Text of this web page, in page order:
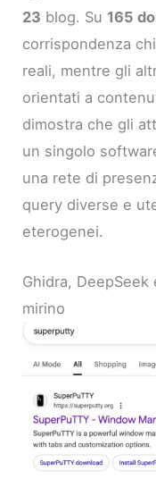
23 blog. Su 165
corrispondenza
reali, mentre gli
orientati a
dimostra che gli
un singolo
una rete di
query diverse e
eterogenei.
Ghidra,
mirino